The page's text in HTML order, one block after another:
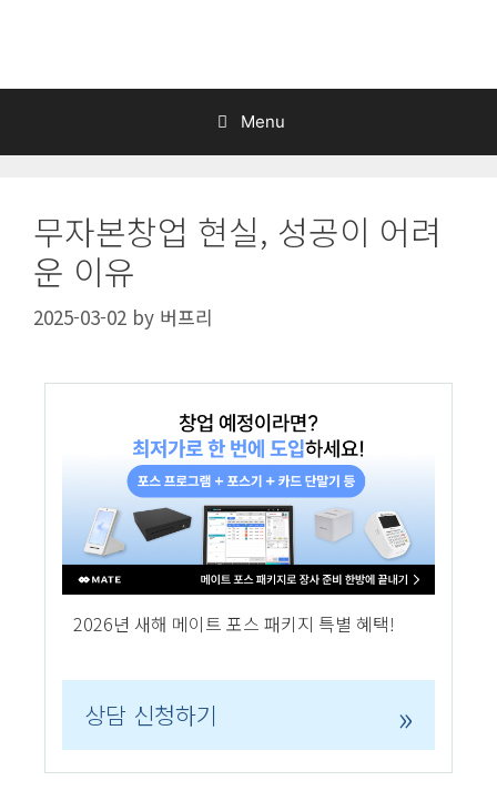
Menu
무자본창업 현실, 성공이 어려
운 이유
2025-03-02 by 버프리
2026년 새해 메이트 포스 패키지 특별 혜택!
상담 신청하기 »